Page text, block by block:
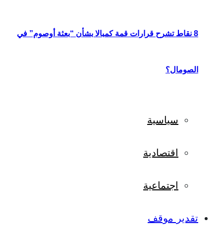
8 نقاط تشرح قرارات قمة كمبالا بشأن “بعثة أوصوم” في
الصومال؟
سياسية
اقتصادية
اجتماعية
تقدير موقف